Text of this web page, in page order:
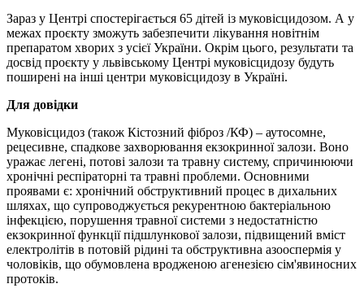
Зараз у Центрі спостерігається 65 дітей із муковісцидозом. А у
межах проєкту зможуть забезпечити лікування новітнім
препаратом хворих з усієї України. Окрім цього, результати та
досвід проєкту у львівському Центрі муковісцидозу будуть
поширені на інші центри муковісцидозу в Україні.
Для довідки
Муковісцидоз (також Кістозний фіброз /КФ) – аутосомне,
рецесивне, спадкове захворювання екзокринної залози. Воно
уражає легені, потові залози та травну систему, спричинюючи
хронічні респіраторні та травні проблеми. Основними
проявами є: хронічний обструктивний процес в дихальних
шляхах, що супроводжується рекурентною бактеріальною
інфекцією, порушення травної системи з недостатністю
екзокринної функції підшлункової залози, підвищений вміст
електролітів в потовій рідині та обструктивна азооспермія у
чоловіків, що обумовлена вродженою агенезією сім'явиносних
протоків.